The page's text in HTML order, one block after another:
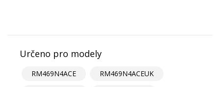
Určeno pro modely
RM469N4ACE
RM469N4ACEUK